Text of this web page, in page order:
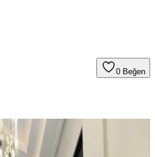
0 Beğen
Seçenekleri ve